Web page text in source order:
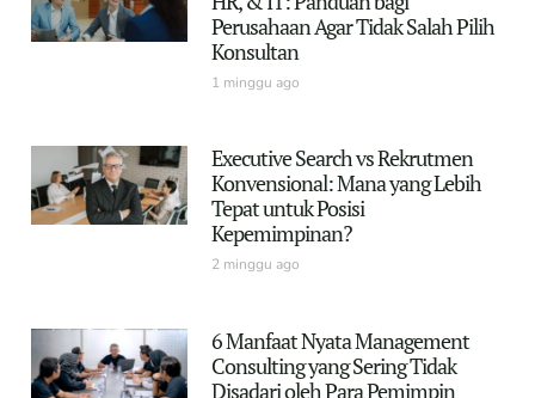
Perusahaan Agar Tidak Salah Pilih
Konsultan
1 minggu ago
Executive Search vs Rekrutmen
Konvensional: Mana yang Lebih
Tepat untuk Posisi
Kepemimpinan?
2 minggu ago
6 Manfaat Nyata Management
Consulting yang Sering Tidak
Disadari oleh Para Pemimpin